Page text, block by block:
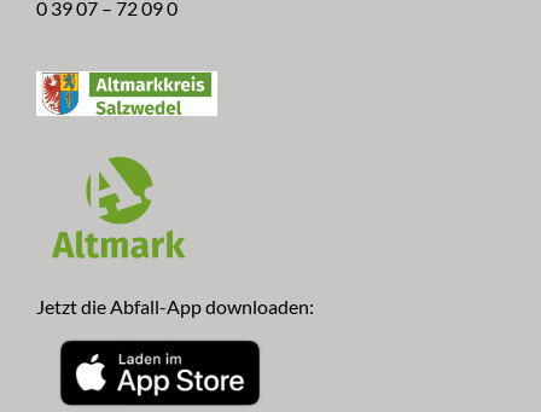
0 39 07 – 72 09 0
Jetzt die Abfall-App downloaden: